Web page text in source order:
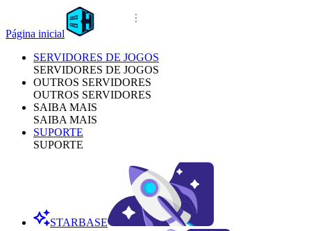
Página inicial
SERVIDORES DE JOGOS
SERVIDORES DE JOGOS
OUTROS SERVIDORES
OUTROS SERVIDORES
SAIBA MAIS
SAIBA MAIS
SUPORTE
SUPORTE
STARBASE